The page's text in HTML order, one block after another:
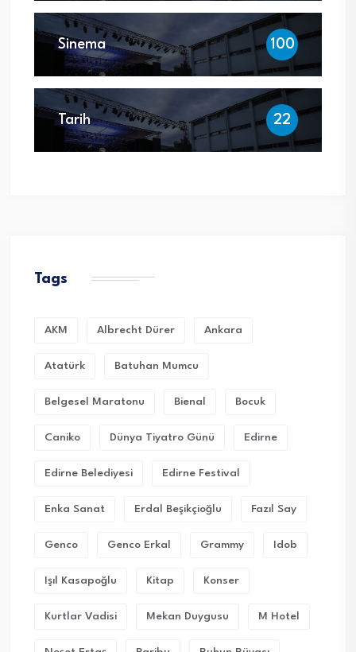
Sinema 100
Tarih 22
Tags
AKM Albrecht Dürer Ankara
Atatürk Batuhan Mumcu
Belgesel Maratonu Bienal Bocuk
Caniko Dünya Tiyatro Günü Edirne
Edirne Belediyesi Edirne Festival
Enka Sanat Erdal Beşikçioğlu Fazıl Say
Genco Genco Erkal Grammy Idob
Işıl Kasapoğlu Kitap Konser
Kurtlar Vadisi Mekan Duygusu M Hotel